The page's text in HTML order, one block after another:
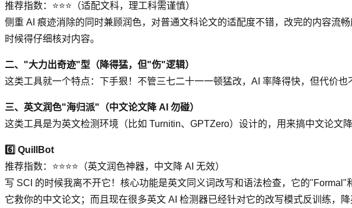
推荐指数：⭐⭐⭐（适配文科，理工科需谨慎）
侧重 AI 痕迹消除的同时兼顾润色，对普通文科论文的适配度不错，改完的内容流
时候得仔细核对内容。
二、"大力出奇迹"型（降得猛，但"伤"逻辑）
这类工具就一个特点：下手狠！不管三七二十一一顿猛改，AI 率降得快，但代价也
三、英文润色"海归派"（中文论文降 AI 勿碰）
这类工具是为英文检测环境（比如 Turnitin、GPTZero）设计的，用来搞中文论文
6️⃣ QuillBot
推荐指数：⭐⭐⭐⭐（英文润色神器，中文降 AI 无效）
写 SCI 的时候我离不开它！核心功能是英文同义词改写和语法检查，它的
它救你的中文论文；而且现在很多英文 AI 检测器已经针对它的改写模式反训练，降